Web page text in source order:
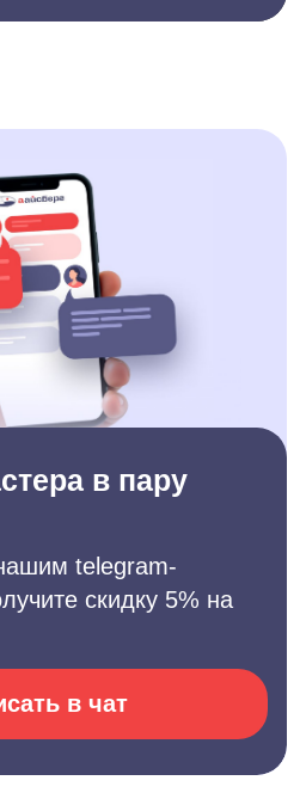
в пару
telegram-
скидку 5% на
в чат